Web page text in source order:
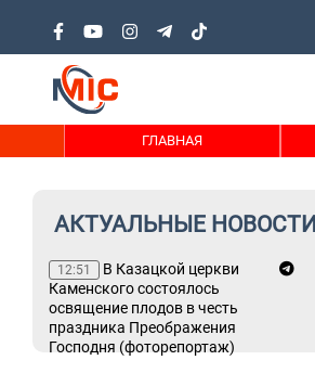
ГЛАВНАЯ
АКТУАЛЬНЫЕ НОВОСТИ
12:51
В Казацкой церкви
Каменского состоялось
освящение плодов в честь
праздника Преображения
Господня (фоторепортаж)